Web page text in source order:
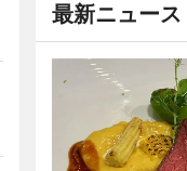
最新ニュース